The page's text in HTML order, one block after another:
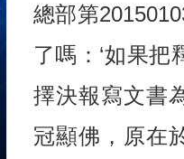
總部第
了嗎：‘如果把
擇決報寫文書
冠顯佛，原在